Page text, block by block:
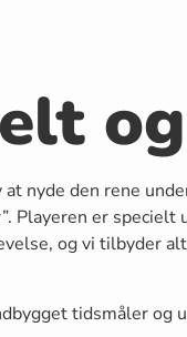
nyde den rene
Playeren er
og vi tilbyder
tidsmåler og